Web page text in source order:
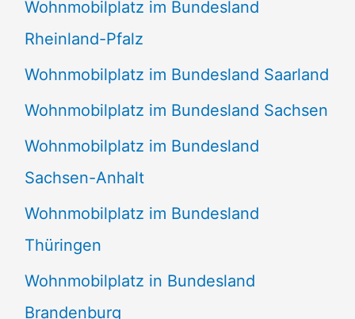
Wohnmobilplatz im Bundesland
Rheinland-Pfalz
Wohnmobilplatz im Bundesland Saarland
Wohnmobilplatz im Bundesland Sachsen
Wohnmobilplatz im Bundesland
Sachsen-Anhalt
Wohnmobilplatz im Bundesland
Thüringen
Wohnmobilplatz in Bundesland
Brandenburg